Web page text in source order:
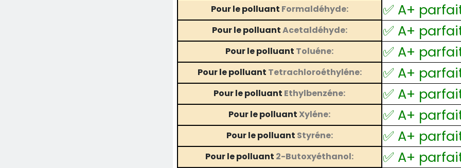
Pour le polluant Formaldéhyde: ✅ A+
Pour le polluantAcetaldéhyde: ✅ A+
Pour le polluant Toluéne: ✅ A+
Pour le polluant Tetrachloroéthyléne: ✅ A+
Pour le polluant Ethylbenzéne: ✅ A+
Pour le polluantXyléne: ✅ A+
Pour le polluant Styréne: ✅ A+
Pour le polluant 2-Butoxyéthanol: ✅ A+